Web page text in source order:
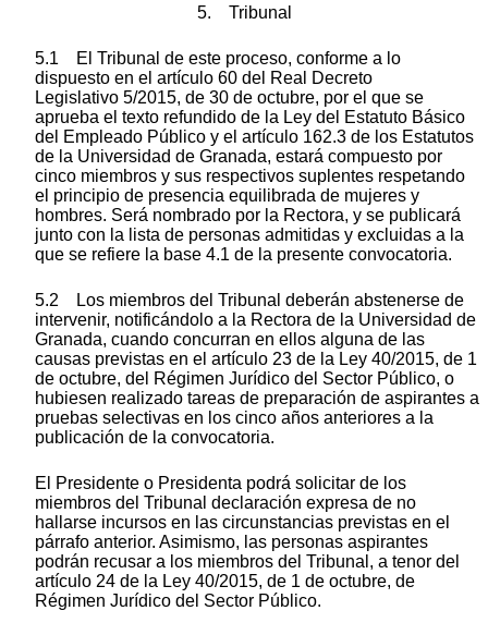
5. Tribunal
5.1 El Tribunal de este proceso, conforme a lo
dispuesto en el artículo 60 del Real Decreto
Legislativo 5/2015, de 30 de octubre, por el que se
aprueba el texto refundido de la Ley del Estatuto Básico
del Empleado Público y el artículo 162.3 de los Estatutos
de la Universidad de Granada, estará compuesto por
cinco miembros y sus respectivos suplentes respetando
el principio de presencia equilibrada de mujeres y
hombres. Será nombrado por la Rectora, y se publicará
junto con la lista de personas admitidas y excluidas a la
que se refiere la base 4.1 de la presente convocatoria.
5.2 Los miembros del Tribunal deberán abstenerse de
intervenir, notificándolo a la Rectora de la Universidad de
Granada, cuando concurran en ellos alguna de las
causas previstas en el artículo 23 de la Ley 40/2015, de 1
de octubre, del Régimen Jurídico del Sector Público, o
hubiesen realizado tareas de preparación de aspirantes a
pruebas selectivas en los cinco años anteriores a la
publicación de la convocatoria.
El Presidente o Presidenta podrá solicitar de los
miembros del Tribunal declaración expresa de no
hallarse incursos en las circunstancias previstas en el
párrafo anterior. Asimismo, las personas aspirantes
podrán recusar a los miembros del Tribunal, a tenor del
artículo 24 de la Ley 40/2015, de 1 de octubre, de
Régimen Jurídico del Sector Público.